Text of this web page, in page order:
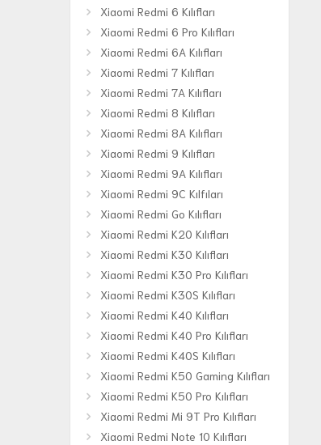
Xiaomi Redmi 6 Kılıfları
Xiaomi Redmi 6 Pro Kılıfları
Xiaomi Redmi 6A Kılıfları
Xiaomi Redmi 7 Kılıfları
Xiaomi Redmi 7A Kılıfları
Xiaomi Redmi 8 Kılıfları
Xiaomi Redmi 8A Kılıfları
Xiaomi Redmi 9 Kılıfları
Xiaomi Redmi 9A Kılıfları
Xiaomi Redmi 9C Kılfıları
Xiaomi Redmi Go Kılıfları
Xiaomi Redmi K20 Kılıfları
Xiaomi Redmi K30 Kılıfları
Xiaomi Redmi K30 Pro Kılıfları
Xiaomi Redmi K30S Kılıfları
Xiaomi Redmi K40 Kılıfları
Xiaomi Redmi K40 Pro Kılıfları
Xiaomi Redmi K40S Kılıfları
Xiaomi Redmi K50 Gaming Kılıfları
Xiaomi Redmi K50 Pro Kılıfları
Xiaomi Redmi Mi 9T Pro Kılıfları
Xiaomi Redmi Note 10 Kılıfları